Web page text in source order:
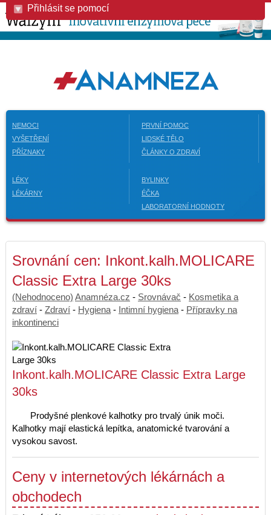
Přihlásit se pomocí
NEMOCI
VYŠETŘENÍ
PŘÍZNAKY
PRVNÍ POMOC
LIDSKÉ TĚLO
ČLÁNKY O ZDRAVÍ
LÉKY
LÉKÁRNY
BYLINKY
ÉČKA
LABORATORNÍ HODNOTY
Srovnání cen: Inkont.kalh.MOLICARE
Classic Extra Large 30ks
(Nehodnoceno) Anamnéza.cz - Srovnávač - Kosmetika a
zdraví - Zdraví - Hygiena - Intimní hygiena - Přípravky na
inkontinenci
Inkont.kalh.MOLICARE Classic Extra Large
30ks
Prodyšné plenkové kalhotky pro trvalý únik moči.
Kalhotky mají elastická lepítka, anatomické tvarování a
vysokou savost.
Ceny v internetových lékárnách a
obchodech